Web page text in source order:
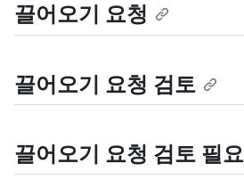
끌어오기 요청
끌어오기 요청 검토
끌어오기 요청 검토 필요